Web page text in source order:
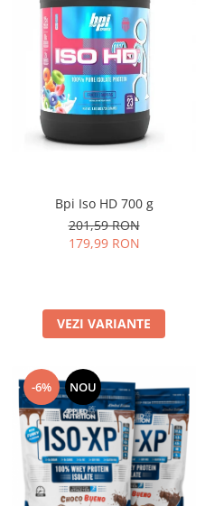
Bpi Iso HD 700 g
201,59 RON
179,99 RON
VEZI VARIANTE
-6% NOU